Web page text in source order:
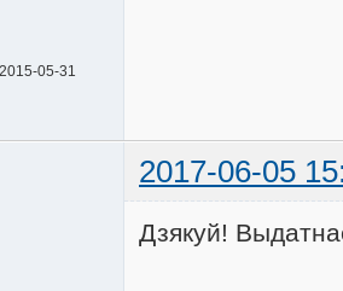
2015-05-31
2017-06-05
Дзякуй!